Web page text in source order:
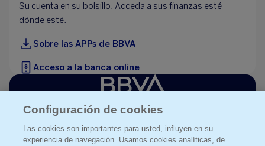
Su cuenta en su bolsillo. Acceda a sus finanzas esté
dónde esté.
Sobre las APPs de BBVA
Acceso a la banca online
Aviso legal
Datos personales
Configuración de cookies
Las cookies son importantes para usted, influyen en su
experiencia de navegación. Usamos cookies analíticas, de